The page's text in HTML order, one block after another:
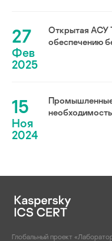
27
Фев
2025
Открытая АСУ
обеспечению
15
Ноя
2024
Глобальный проект